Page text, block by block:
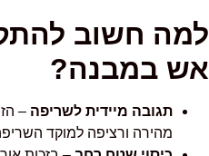
למה חשוב
אש במבנה?
תגובה מיידית לשריפה –
מהירה ורציפה למוקד